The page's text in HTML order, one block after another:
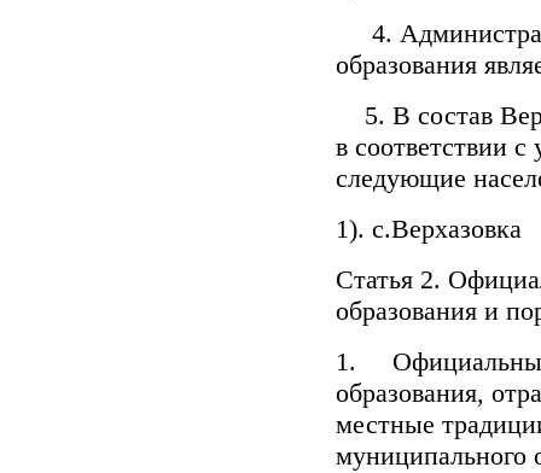
4.
образования
5. В состав
в соответствии
следующие
1). с.Верхазовка
Статья 2.
образования и
1.
образования,
местные
муниципального